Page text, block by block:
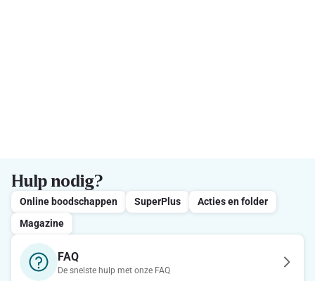
Hulp nodig?
Online boodschappen SuperPlus
Acties en folder
Magazine
FAQ
De snelste hulp met onze FAQ